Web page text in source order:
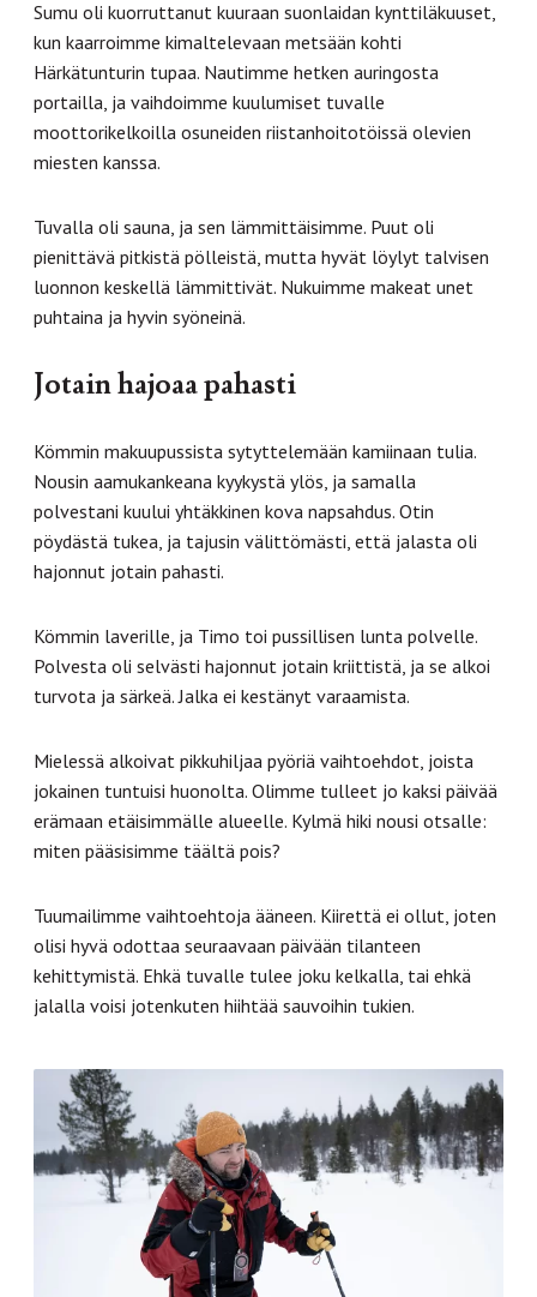
Sumu oli kuorruttanut kuuraan suonlaidan kynttiläkuuset,
kun kaarroimme kimaltelevaan metsään kohti
Härkätunturin tupaa. Nautimme hetken auringosta
portailla, ja vaihdoimme kuulumiset tuvalle
moottorikelkoilla osuneiden riistanhoitotöissä olevien
miesten kanssa.
Tuvalla oli sauna, ja sen lämmittäisimme. Puut oli
pienittävä pitkistä pölleistä, mutta hyvät löylyt talvisen
luonnon keskellä lämmittivät. Nukuimme makeat unet
puhtaina ja hyvin syöneinä.
Jotain hajoaa pahasti
Kömmin makuupussista sytyttelemään kamiinaan tulia.
Nousin aamukankeana kyykystä ylös, ja samalla
polvestani kuului yhtäkkinen kova napsahdus. Otin
pöydästä tukea, ja tajusin välittömästi, että jalasta oli
hajonnut jotain pahasti.
Kömmin laverille, ja Timo toi pussillisen lunta polvelle.
Polvesta oli selvästi hajonnut jotain kriittistä, ja se alkoi
turvota ja särkeä. Jalka ei kestänyt varaamista.
Mielessä alkoivat pikkuhiljaa pyöriä vaihtoehdot, joista
jokainen tuntuisi huonolta. Olimme tulleet jo kaksi päivää
erämaan etäisimmälle alueelle. Kylmä hiki nousi otsalle:
miten pääsisimme täältä pois?
Tuumailimme vaihtoehtoja ääneen. Kiirettä ei ollut, joten
olisi hyvä odottaa seuraavaan päivään tilanteen
kehittymistä. Ehkä tuvalle tulee joku kelkalla, tai ehkä
jalalla voisi jotenkuten hiihtää sauvoihin tukien.